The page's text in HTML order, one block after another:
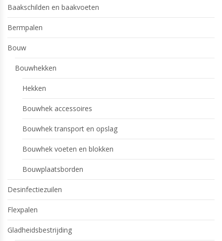
Baakschilden en baakvoeten
Bermpalen
Bouw
Bouwhekken
Hekken
Bouwhek accessoires
Bouwhek transport en opslag
Bouwhek voeten en blokken
Bouwplaatsborden
Desinfectiezuilen
Flexpalen
Gladheidsbestrijding